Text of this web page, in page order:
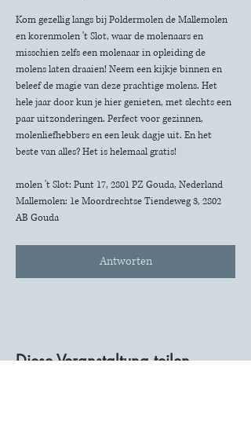
Kom gezellig langs bij Poldermolen de Mallemolen
en korenmolen 't Slot, waar de molenaars en
misschien zelfs een molenaar in opleiding de
molens laten draaien! Neem een kijkje binnen en
beleef de magie van deze prachtige molens. Het
hele jaar door kun je hier genieten, met slechts een
paar uitzonderingen. Perfect voor gezinnen,
molenliefhebbers en een leuk dagje uit. En het
beste van alles? Het is helemaal gratis!
molen 't Slot: Punt 17, 2801 PZ Gouda, Nederland
Mallemolen: 1e Moordrechtse Tiendeweg 3, 2802
AB Gouda
Antworten
Diese Veranstaltung teilen